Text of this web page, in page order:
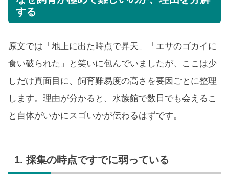
する
原文では「地上に出た時点で昇天」「エサのゴカイに
食い破られた」と笑いに包んでいましたが、ここは少
しだけ真面目に、飼育難易度の高さを要因ごとに整理
します。理由が分かると、水族館で数日でも会えるこ
と自体がいかにスゴいかが伝わるはずです。
1. 採集の時点ですでに弱っている